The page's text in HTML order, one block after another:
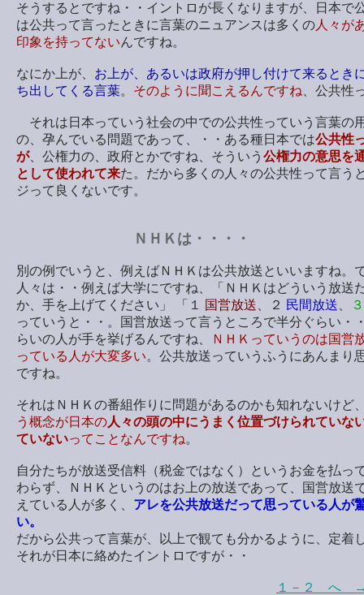
そうするとですね・・イントロが長くなりますが、日本で
は公共って言ったときに言葉のニュアンスは多くの人々が
印象を持ってないんですね。
なにか上が、 お上が、あるいは政府が押し付けて来るとき
ち出してくる言葉。 そのように聞こえるんですね 、公共性
それは日本っていう社会の中での公共性っていう言葉の
の、孕んでいる問題であって、・・ある種日本では公共性
が、公権力の、政府とかですね、そういう 公権力の意思を
として使われて来た。だから多くの人々の公共性って言う
ジって良くないです。
ＮＨＫは・・・・
別の例でいうと、例えばＮＨＫは公共放送といいますね。
人々は・・例えば大学にですね、「ＮＨＫはどういう放送
か、手を上げてください」 「１
国営放送 、２ 民間放送
っていうと・・。国営放送って言うところで半分ぐらい・
らいの人が手を挙げるんですね、
ＮＨＫっていうのは国営
っている人が大変多い。公共放送っていうふうにあんまり
ですね。
それはＮＨＫの番組作りに問題があるのかも知れないけど
う概念が日本の人々の頭の中にうまく位置づけられていな
ていないってことなんですね。
自分たちが放送受信料（税金ではなく）というお金を払っ
わらず、ＮＨＫというのはお上の放送であって、国営放送
えている人が多く、 アレを公共放送だって思っている人が
い。
だから公共って言葉が、以上で観ても分かるように、定着
それが日本に絡めたイントロですが・・
１－２ へ